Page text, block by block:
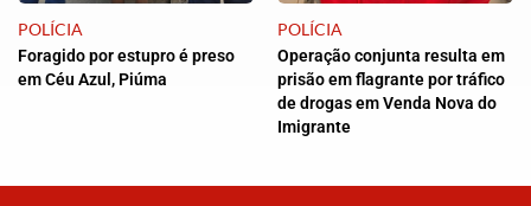
POLÍCIA
Foragido por estupro é preso
em Céu Azul, Piúma
POLÍCIA
Operação conjunta resulta em
prisão em flagrante por tráfico
de drogas em Venda Nova do
Imigrante